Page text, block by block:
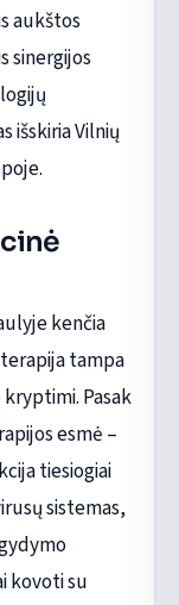
aukštos
sinergijos
išskiria Vilnių
kenčia
tampa
Pasak
esmė –
tiesiogiai
sistemas,
kovoti su